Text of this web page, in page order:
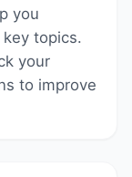
you
topics.
your
to improve